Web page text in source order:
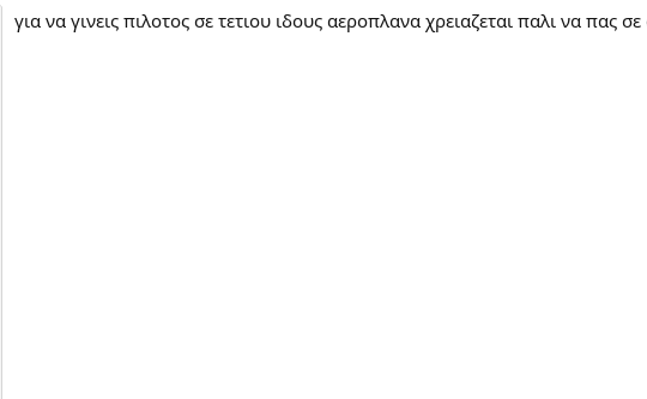
για να γινεις πιλοτος σε τετιου ιδους αεροπλανα χρειαζεται παλι να πας